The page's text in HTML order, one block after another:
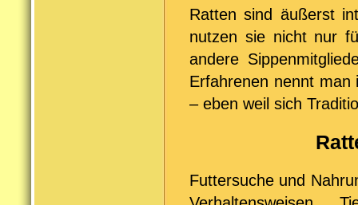
Ratten sind äußerst
nutzen sie nicht nur
andere
Erfahrenen nennt man
– eben weil sich
Futtersuche und